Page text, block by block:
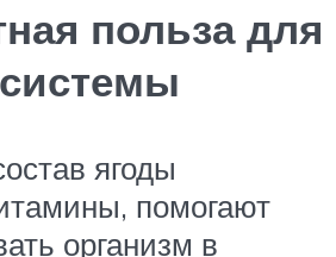
польза для
ягоды
помогают
организм в